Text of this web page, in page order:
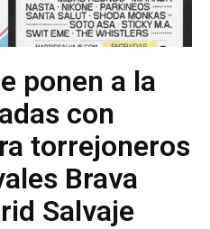
ponen a la
con
torrejoneros
Brava
Salvaje